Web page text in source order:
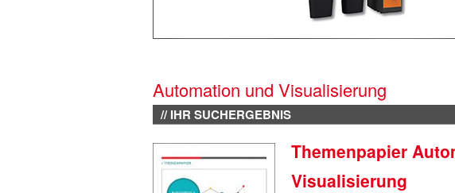
Automation und Visualisierung
// IHR SUCHERGEBNIS
Themenpapier
Visualisierung